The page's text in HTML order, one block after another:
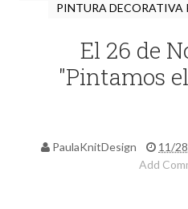
PINTURA DECORATIVA
El 26 de
"Pintamos
PaulaKnitDesign
11/
Add